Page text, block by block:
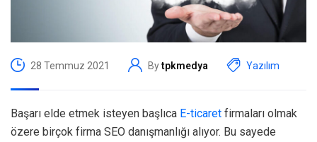
28 Temmuz 2021 Bytpkmedya Yazılım
Başarı elde etmek isteyen başlıca E-ticaret firmaları olmak
özere birçok firma SEO danışmanlığı alıyor. Bu sayede